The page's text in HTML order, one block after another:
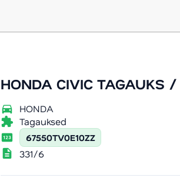
HONDA CIVIC TAGAUKS /
directions_car HONDA
extension Tagauksed
pin 67550TV0E10ZZ
description 331/6